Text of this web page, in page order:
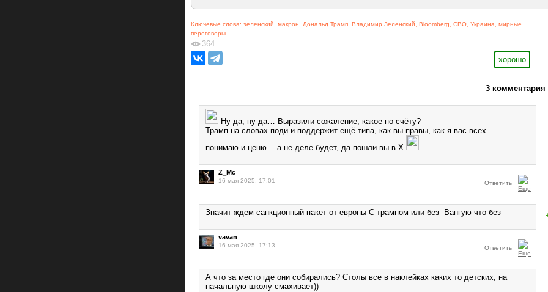
Ключевые слова: зеленский, макрон, Дональд Трамп, Владимир Зеленский, Bloomberg, СВО, Украина, мирные
переговоры
364
хорошо
3 комментария
Ну да, ну да… Выразили сожаление, какое по счёту?
Трамп на словах поди и поддержит ещё типа, как вы правы, как я вас всех
понимаю и ценю… а не деле будет, да пошли вы в Х
Z_Mc
16 мая 2025, 17:01 Ответить
Значит ждем санкционный пакет от европы С трампом или без Вангую что без
vavan
16 мая 2025, 17:13 Ответить
А что за место где они собирались? Столы все в наклейках каких то детских, на
начальную школу смахивает))